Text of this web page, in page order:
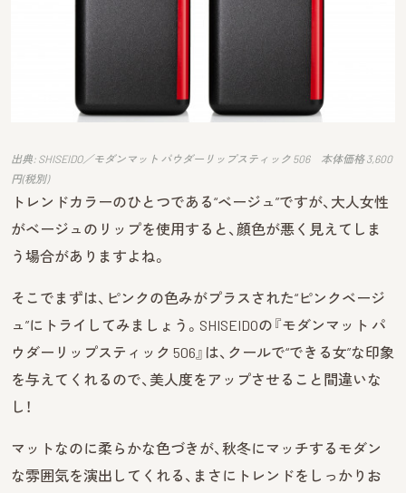
出典: SHISEIDO／モダンマット パウダーリップスティック 506 本体価格 3,600
円(税別)
トレンドカラーのひとつである“ベージュ”ですが、大人女性
がベージュのリップを使用すると、顔色が悪く見えてしま
う場合がありますよね。
そこでまずは、ピンクの色みがプラスされた“ピンクベージ
ュ”にトライしてみましょう。SHISEIDOの『モダンマット パ
ウダーリップスティック 506』は、クールで“できる女”な印象
を与えてくれるので、美人度をアップさせること間違いな
し！
マットなのに柔らかな色づきが、秋冬にマッチするモダン
な雰囲気を演出してくれる、まさにトレンドをしっかりお